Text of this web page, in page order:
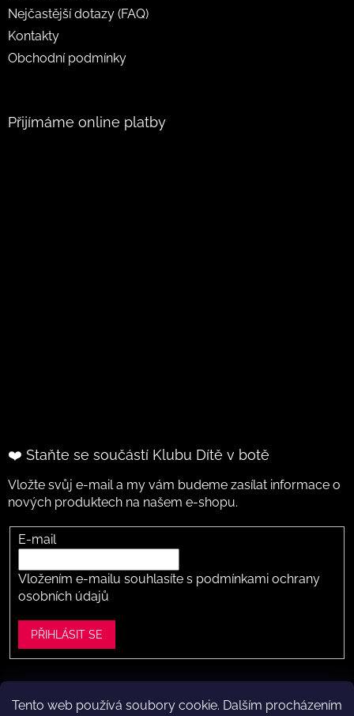
Tento web používá soubory cookie. Dalším procházením
Nejčastější dotazy (FAQ)
Kontakty
Obchodní podmínky
Přijímáme online platby
❤️ Staňte se součástí Klubu Dítě v botě
Vložte svůj e-mail a my vám budeme zasílat informace o
nových produktech na našem e-shopu.
E-mail
Vložením e-mailu souhlasíte s podmínkami ochrany
osobních údajů
PŘIHLÁSIT SE
Vytvořil Shoptet